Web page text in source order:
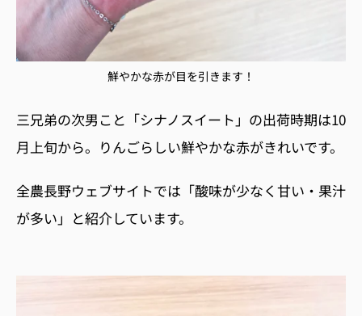
鮮やかな赤が目を引きます！
三兄弟の次男こと「シナノスイート」の出荷時期は10
月上旬から。りんごらしい鮮やかな赤がきれいです。
全農長野ウェブサイトでは「酸味が少なく甘い・果汁
が多い」と紹介しています。